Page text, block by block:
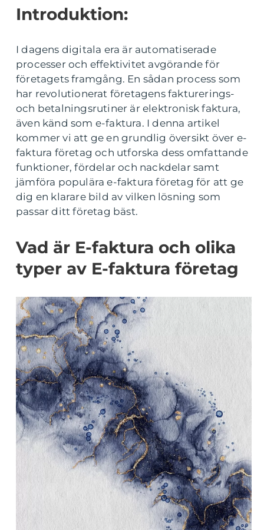
Introduktion:
I dagens digitala era är automatiserade
processer och effektivitet avgörande för
företagets framgång. En sådan process som
har revolutionerat företagens fakturerings-
och betalningsrutiner är elektronisk faktura,
även känd som e-faktura. I denna artikel
kommer vi att ge en grundlig översikt över e-
faktura företag och utforska dess omfattande
funktioner, fördelar och nackdelar samt
jämföra populära e-faktura företag för att ge
dig en klarare bild av vilken lösning som
passar ditt företag bäst.
Vad är E-faktura och olika
typer av E-faktura företag